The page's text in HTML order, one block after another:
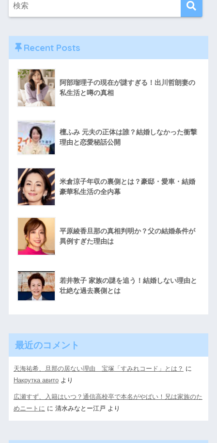
Recent Posts
阿部瑠理子の現在が謎すぎる！出川哲朗妻の
私生活と噂の真相
檀ふみ 元夫の正体は誰？結婚しなかった衝撃
理由と恋愛秘話公開
米倉涼子年収の裏側とは？豪邸・愛車・結婚
豪華私生活の全内幕
平原綾香旦那の真相判明か？父の結婚条件が
異例すぎた理由は
若井敦子 家族の謎を追う！結婚しない理由と
壮絶な過去裏側とは
最近のコメント
天海祐希、旦那の居ない理由 宝塚「すみれコード」とは？ に
Накрутка авитоより
広瀬すず、入籍はいつ？通信高校卒で本名がやばい！兄は家族のた
めニートに に 清水みなとー江戸 より